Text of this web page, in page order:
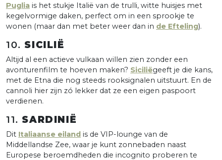
Puglia is het stukje Italië van de trulli, witte huisjes met
kegelvormige daken, perfect om in een sprookje te
wonen (maar dan met beter weer dan in de Efteling).
10. SICILIË
Altijd al een actieve vulkaan willen zien zonder een
avonturenfilm te hoeven maken? Siciliëgeeft je die kans,
met de Etna die nog steeds rooksignalen uitstuurt. En de
cannoli hier zijn zó lekker dat ze een eigen paspoort
verdienen.
11. SARDINIË
Dit Italiaanse eiland is de VIP-lounge van de
Middellandse Zee, waar je kunt zonnebaden naast
Europese beroemdheden die incognito proberen te